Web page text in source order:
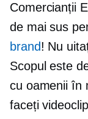
Comercianții
de mai sus
brand! Nu
Scopul este
cu oamenii în
faceți